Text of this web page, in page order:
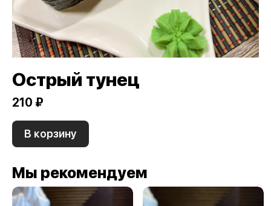
Острый тунец
210 ₽
В корзину
Мы рекомендуем